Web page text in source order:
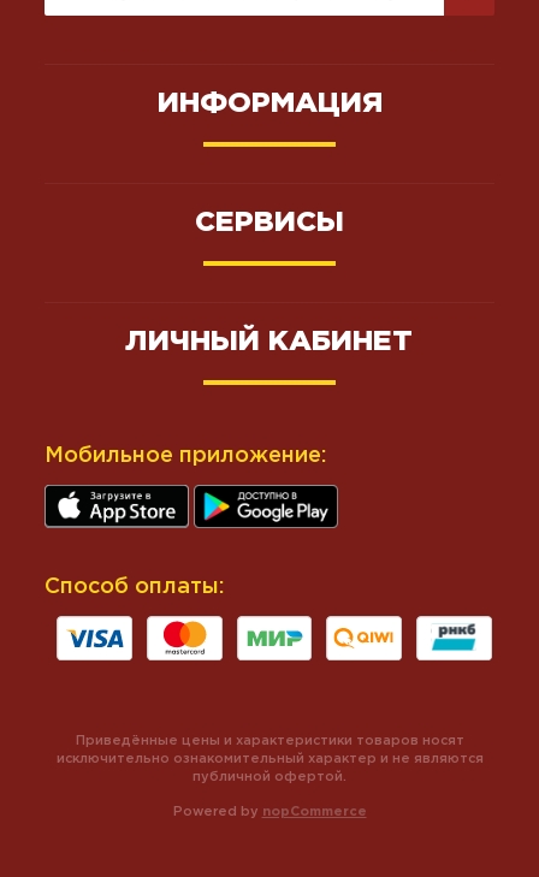
ИНФОРМАЦИЯ
СЕРВИСЫ
ЛИЧНЫЙ КАБИНЕТ
Мобильное приложение:
Способ оплаты:
Powered by nopCommerce
Приведённые цены и характеристики товаров носят
исключительно ознакомительный характер и не являются
публичной офертой.